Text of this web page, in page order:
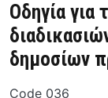
Οδηγία για
δημοσίων
Code 036